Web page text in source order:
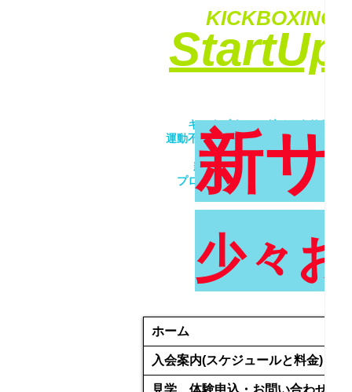
ホーム
入会案内(スケジュールと料金)
見学、体験申込・お問い合わせ
​キックボクシングでエクササイズ
運動不足解消・ダイエット・ストレ
​女性・未経験者歓迎！！
親子で一緒にトレーニング！！
プロが優しく丁寧に指導致します
新
少々